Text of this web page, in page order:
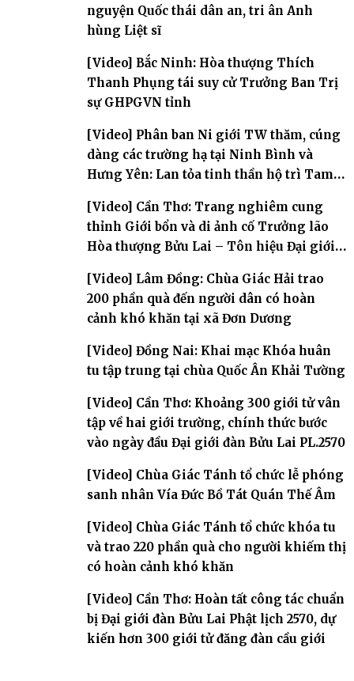
nguyện Quốc thái dân an, tri ân Anh
hùng Liệt sĩ
[Video] Bắc Ninh: Hòa thượng Thích
Thanh Phụng tái suy cử Trưởng Ban Trị
sự GHPGVN tỉnh
[Video] Phân ban Ni giới TW thăm, cúng
dàng các trường hạ tại Ninh Bình và
Hưng Yên: Lan tỏa tinh thần hộ trì Tam
[Video] Cần Thơ: Trang nghiêm cung
thỉnh Giới bổn và di ảnh cố Trưởng lão
Hòa thượng Bửu Lai – Tôn hiệu Đại giới
[Video] Lâm Đồng: Chùa Giác Hải trao
200 phần quà đến người dân có hoàn
cảnh khó khăn tại xã Đơn Dương
[Video] Đồng Nai: Khai mạc Khóa huân
tu tập trung tại chùa Quốc Ân Khải Tường
[Video] Cần Thơ: Khoảng 300 giới tử vân
tập về hai giới trường, chính thức bước
vào ngày đầu Đại giới đàn Bửu Lai PL.2570
[Video] Chùa Giác Tánh tổ chức lễ phóng
sanh nhân Vía Đức Bồ Tát Quán Thế Âm
[Video] Chùa Giác Tánh tổ chức khóa tu
và trao 220 phần quà cho người khiếm thị
có hoàn cảnh khó khăn
[Video] Cần Thơ: Hoàn tất công tác chuẩn
bị Đại giới đàn Bửu Lai Phật lịch 2570, dự
kiến hơn 300 giới tử đăng đàn cầu giới